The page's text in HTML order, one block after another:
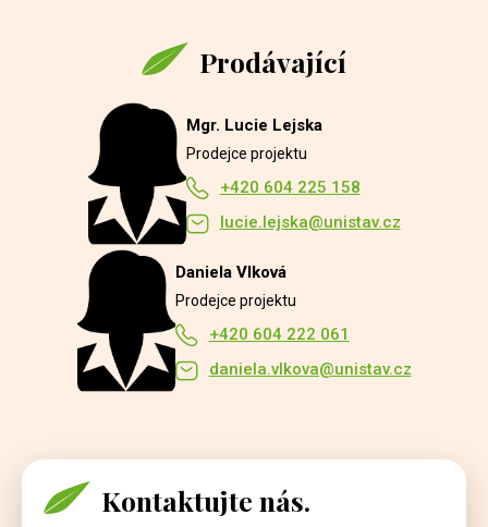
Prodávající
Mgr. Lucie Lejska
Prodejce projektu
+420 604 225 158
lucie.lejska@unistav.cz
Daniela Vlková
Prodejce projektu
+420 604 222 061
daniela.vlkova@unistav.cz
Kontaktujte nás.